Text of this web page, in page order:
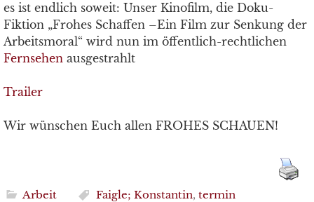
es ist endlich soweit: Unser Kinofilm, die Doku-
Fiktion „Frohes Schaffen –Ein Film zur Senkung der
Arbeitsmoral“ wird nun im öffentlich-rechtlichen
Fernsehen ausgestrahlt
Trailer
Wir wünschen Euch allen FROHES SCHAUEN!
Arbeit Faigle; Konstantin, termin